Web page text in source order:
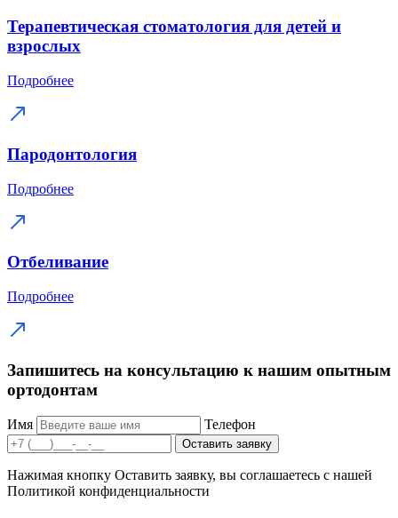
Терапевтическая стоматология для детей и
взрослых
Подробнее
Пародонтология
Подробнее
Отбеливание
Подробнее
Запишитесь на консультацию к нашим опытным
ортодонтам
Имя Телефон
Оставить заявку
Нажимая кнопку Оставить заявку, вы соглашаетесь с нашей
Политикой конфиденциальности